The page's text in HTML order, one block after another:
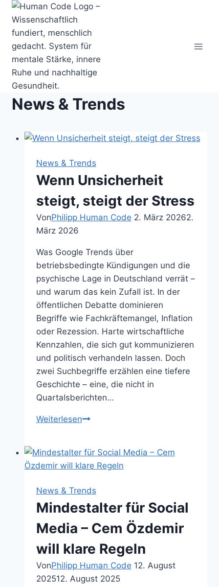
Zum
Inhalt
springen
News & Trends
News & Trends
Wenn Unsicherheit
steigt, steigt der Stress
VonPhilipp Human Code 2. März 20262.
März 2026
Was Google Trends über
betriebsbedingte Kündigungen und die
psychische Lage in Deutschland verrät –
und warum das kein Zufall ist. In der
öffentlichen Debatte dominieren
Begriffe wie Fachkräftemangel, Inflation
oder Rezession. Harte wirtschaftliche
Kennzahlen, die sich gut kommunizieren
und politisch verhandeln lassen. Doch
zwei Suchbegriffe erzählen eine tiefere
Geschichte – eine, die nicht in
Quartalsberichten…
WeiterlesenWenn
steigt
der
Stress
News & Trends
Mindestalter für Social
Media – Cem Özdemir
will klare Regeln
VonPhilipp Human Code 12. August
202512. August 2025